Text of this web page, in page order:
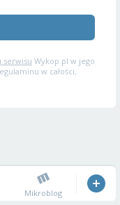
serwisu Wykop.pl w jego
w całości,
Mikroblog